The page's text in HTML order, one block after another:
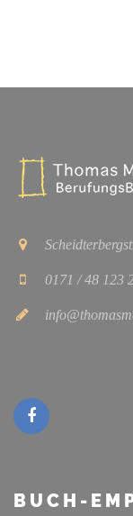
0171 / 48 123
BUCH-